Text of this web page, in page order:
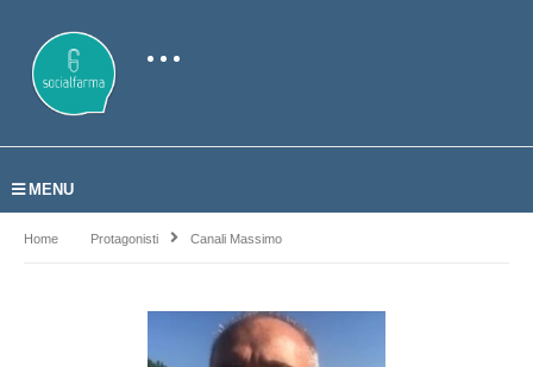
MENU
Home Protagonisti Canali Massimo